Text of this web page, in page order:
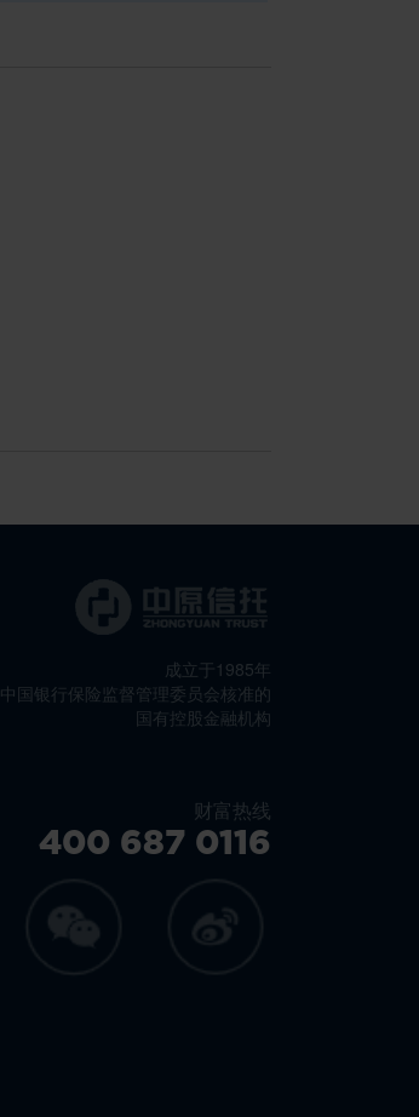
成立于1985年
中国银行保险监督管理委员会核准的
国有控股金融机构
财富热线
400 687 0116